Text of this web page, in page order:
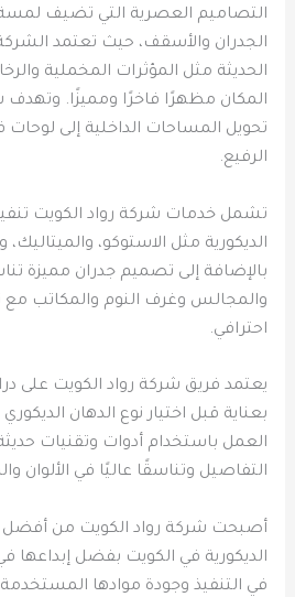
التصاميم العصرية التي تضيف لمسة
الجدران والأسقف، حيث تعتمد
الحديثة مثل المؤثرات المخملية
المكان مظهرًا فاخرًا ومميزًا. وتهدف
تحويل المساحات الداخلية إلى
الرفيع.
تشمل خدمات شركة رواد الكويت
الديكورية مثل الاستوكو، والميتاليك،
بالإضافة إلى تصميم جدران مميزة
والمجالس وغرف النوم والمكاتب مع
احترافي.
يعتمد فريق شركة رواد الكويت على
بعناية قبل اختيار نوع الدهان
العمل باستخدام أدوات وتقنيات
التفاصيل وتناسقًا عاليًا في الألوان
أصبحت شركة رواد الكويت من أفضل
الديكورية في الكويت بفضل إبداعها
في التنفيذ وجودة موادها